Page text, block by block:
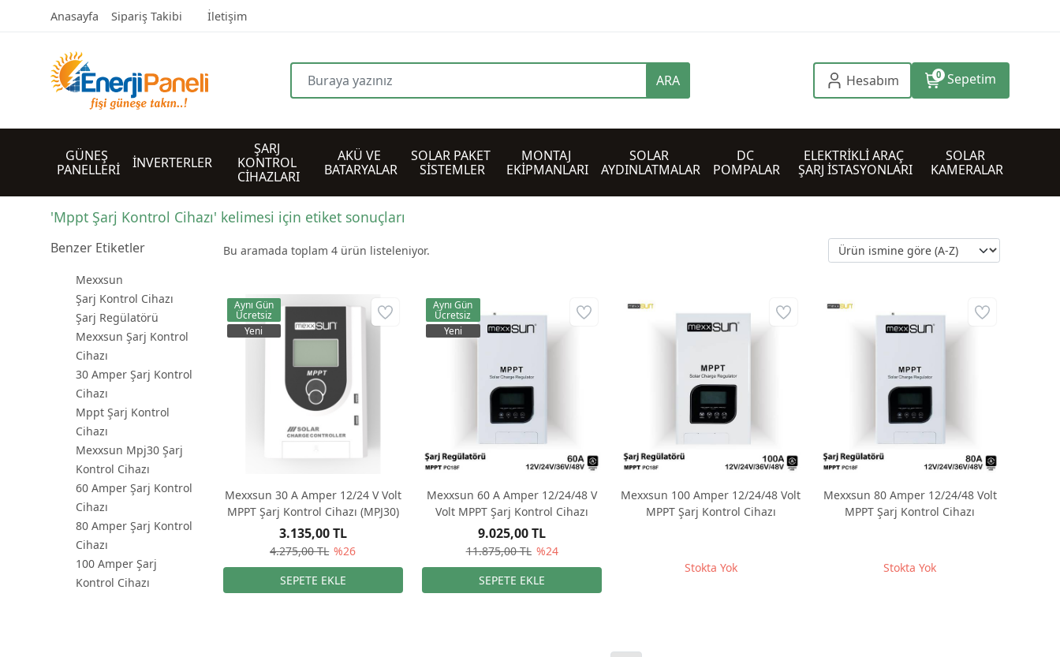
Anasayfa Sipariş Takibi İletişim
ARA Hesabım 0 Sepetim
GÜNEŞ
PANELLERİ
İNVERTERLER
ŞARJ
KONTROL
CİHAZLARI
AKÜ VE
BATARYALAR
SOLAR PAKET
SİSTEMLER
MONTAJ
EKİPMANLARI
SOLAR
AYDINLATMALAR
DC
POMPALAR
ELEKTRİKLİ ARAÇ
ŞARJ İSTASYONLARI
SOLAR
KAMERALAR
'Mppt Şarj Kontrol Cihazı' kelimesi için etiket sonuçları
Benzer Etiketler
Mexxsun
Şarj Kontrol Cihazı
Şarj Regülatörü
Mexxsun Şarj Kontrol
Cihazı
30 Amper Şarj Kontrol
Cihazı
Mppt Şarj Kontrol
Cihazı
Mexxsun Mpj30 Şarj
Kontrol Cihazı
60 Amper Şarj Kontrol
Cihazı
80 Amper Şarj Kontrol
Cihazı
100 Amper Şarj
Kontrol Cihazı
Bu aramada toplam 4ürün listeleniyor.
Mexxsun 30 A Amper 12/24 V Volt
MPPT Şarj Kontrol Cihazı (MPJ30)
4.275,00 TL %26
3.135,00 TL
Aynı Gün
Ücretsiz
Yeni
Mexxsun 60 A Amper 12/24/48 V
Volt MPPT Şarj Kontrol Cihazı
11.875,00 TL %24
9.025,00 TL
Aynı Gün
Ücretsiz
Yeni
Mexxsun 100 Amper 12/24/48 Volt
MPPT Şarj Kontrol Cihazı
Stokta Yok
Mexxsun 80 Amper 12/24/48 Volt
MPPT Şarj Kontrol Cihazı
Stokta Yok